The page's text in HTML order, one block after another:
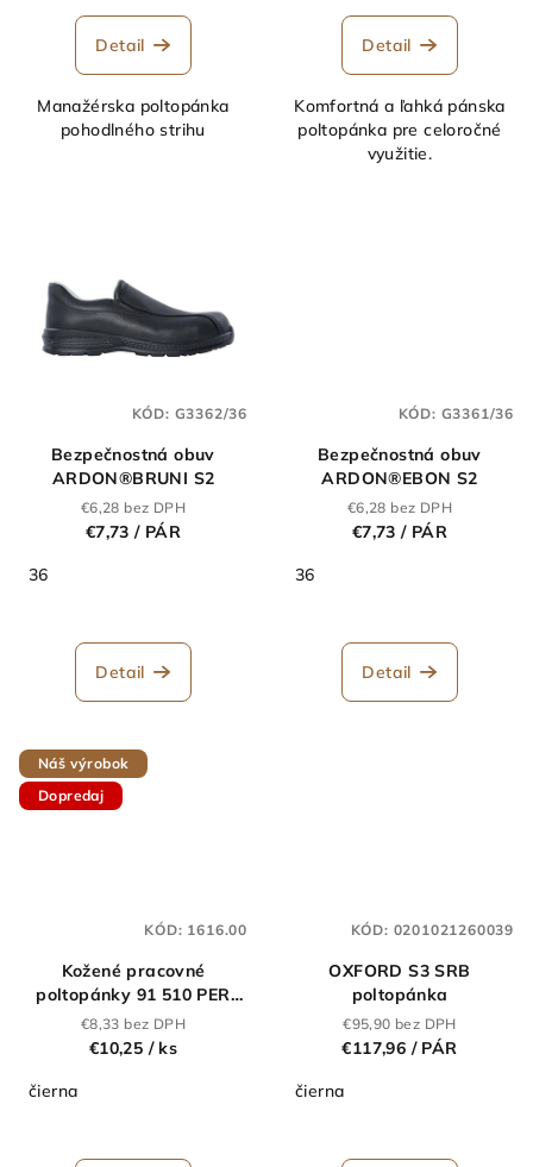
hodnotenie
produktu
z
5
Detail
Manažérska poltopánka
pohodlného strihu
Detail
Komfortná a ľahká pánska
poltopánka pre celoročné
využitie.
Bezpečnostná obuv
ARDON®BRUNI S2
€6,28 bez DPH
€7,73/ PÁR
36
Detail
KÓD: G3362/36
Bezpečnostná obuv
ARDON®EBON S2
€6,28 bez DPH
€7,73/ PÁR
36
Detail
KÓD: G3361/36
Náš výrobok
Dopredaj
Kožené pracovné
poltopánky 91 510 PER
čierne - dopredaj
€8,33 bez DPH
€10,25 / ks
čierna
KÓD: 1616.00
OXFORD S3 SRB
poltopánka
€95,90 bez DPH
€117,96 / PÁR
čierna
KÓD: 0201021260039